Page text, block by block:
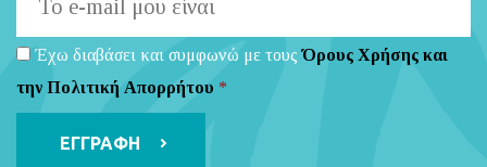
Έχω διαβάσει και συμφωνώ με τουςΌρους Χρήσης και
την Πολιτική Απορρήτου *